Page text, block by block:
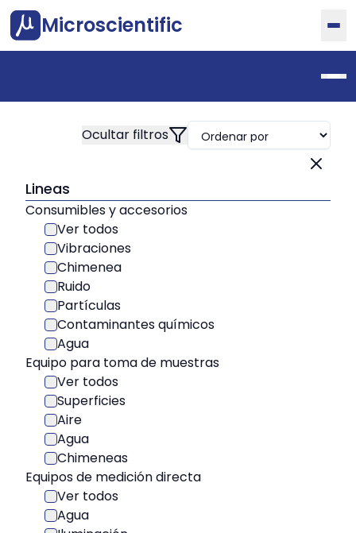
Microscientific
Lineas
Consumibles y accesorios
Ver todos
Vibraciones
Chimenea
Ruido
Partículas
Contaminantes químicos
Agua
Equipo para toma de muestras
Ver todos
Superficies
Aire
Agua
Chimeneas
Equipos de medición directa
Ver todos
Agua